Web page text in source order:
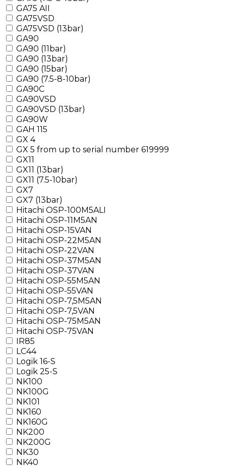
GA75 AII
GA75VSD
GA75VSD (13bar)
GA90
GA90 (11bar)
GA90 (13bar)
GA90 (15bar)
GA90 (7.5-8-10bar)
GA90C
GA90VSD
GA90VSD (13bar)
GA90W
GAH 115
GX 4
GX 5 from up to serial number 619999
GX11
GX11 (13bar)
GX11 (7.5-10bar)
GX7
GX7 (13bar)
Hitachi OSP-100M5ALI
Hitachi OSP-11M5AN
Hitachi OSP-15VAN
Hitachi OSP-22M5AN
Hitachi OSP-22VAN
Hitachi OSP-37M5AN
Hitachi OSP-37VAN
Hitachi OSP-55M5AN
Hitachi OSP-55VAN
Hitachi OSP-7,5M5AN
Hitachi OSP-7,5VAN
Hitachi OSP-75M5AN
Hitachi OSP-75VAN
IR85
LC44
Logik 16-S
Logik 25-S
NK100
NK100G
NK101
NK160
NK160G
NK200
NK200G
NK30
NK40